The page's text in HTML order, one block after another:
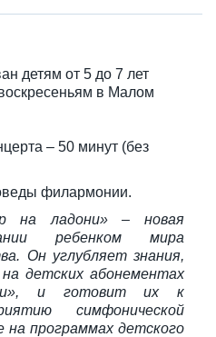
детям от 5 до 7 лет
в Малом
– 50 минут (без
филармонии.
на ладони» – новая
ребенком мира
Он углубляет знания,
детских абонементах
и готовит их к
симфонической
на программах детского